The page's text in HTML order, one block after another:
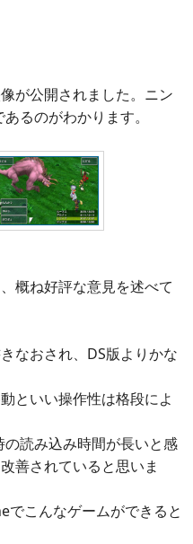
が公開されました。ニン
るのがわかります。
概ね好評な意見を述べて
なおされ、DS版よりかな
といい操作性は格段によ
の読み込み時間が長いと感
善されていると思いま
でこんなゲームができると